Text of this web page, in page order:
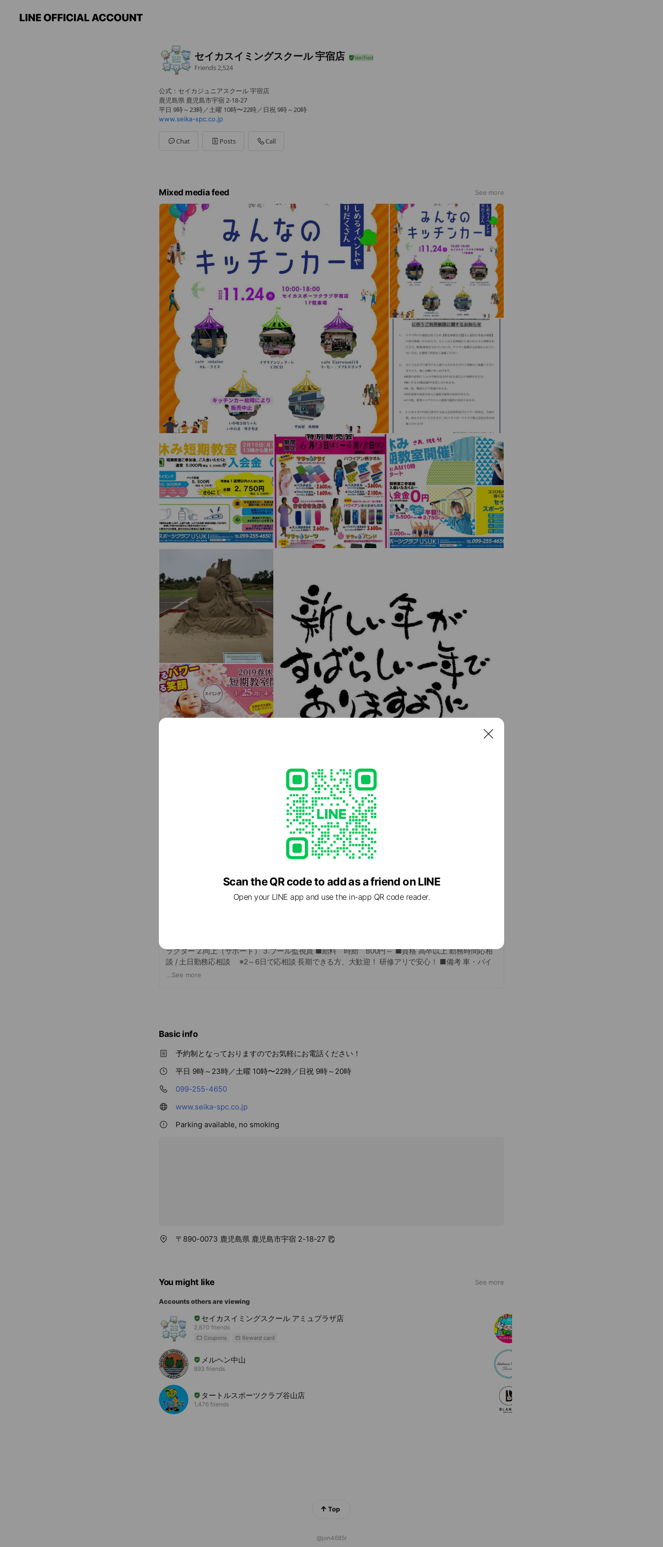
セイカスイミングスクール 宇宿店
Friends 2,524
公式：セイカジュニアスクール 宇宿店
鹿児島県 鹿児島市宇宿 2-18-27
平日 9時～23時／土曜 10時〜22時／日祝 9時～20時
www.seika-spc.co.jp
Chat Posts Call
Mixed media feed See more
?ベビースイミング? お子様が水を恐がらなくなる為には早い時期から水に慣れる事です。パパやママ
と一緒に、スキンシップをはかりながら、乳幼児期に必要な神経の穏やかな発達を促します。 ・水着
は自由。保護者と一緒の入水になります。 ・スイムフィックス（腕浮き輪）は、１歳半ぐらいから使
導から礼儀指導まで、一人一人の個性を大切にしながらお子様を指導いたします。 また、基礎から4
泳法が完泳できるまでを泳力により1級から21級のクラス分けになっております。上達にしたがって2
ヵ月に1回の進級テストにて進級していきます。
ラクター 2.同上（サポート） 3.プール監視員 ■給料 時給 800円～ ■資格 高卒以上 勤務時間応相
談 / 土日勤務応相談 ※2～6日で応相談 長期できる方、大歓迎！ 研修アリで安心！ ■備考 車・バイ
ク通勤可 ■勤務地 セイカスポーツクラブ 宇宿店 〒890-0073 鹿児島県鹿児島市宇宿２丁目１８−２７
...See more
Basic info
予約制となっておりますのでお気軽にお電話ください！
平日 9時～23時／土曜 10時〜22時／日祝 9時～20時
099-255-4650
www.seika-spc.co.jp
Parking available, no smoking
〒890-0073 鹿児島県 鹿児島市宇宿 2-18-27
You might like See more
Accounts others are viewing
セイカスイミングスクール アミュプラザ店
2,870 friends
Coupons Reward card
メルヘン中山
893 friends
タートルスポーツクラブ谷山店
1,476 friends
Top
@jon4685r
Scan the QR code to add as a friend on LINE
Open your LINE app and use the in-app QR code reader.